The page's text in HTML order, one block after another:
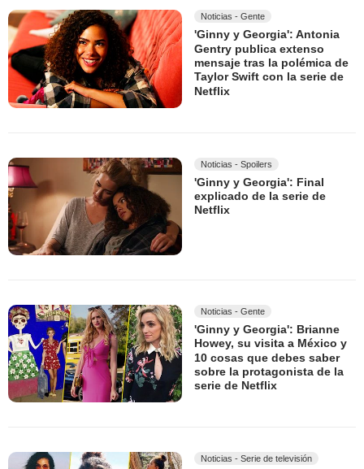
Noticias - Gente
'Ginny y Georgia': Antonia
Gentry publica extenso
mensaje tras la polémica de
Taylor Swift con la serie de
Netflix
Noticias - Spoilers
'Ginny y Georgia': Final
explicado de la serie de
Netflix
Noticias - Gente
'Ginny y Georgia': Brianne
Howey, su visita a México y
10 cosas que debes saber
sobre la protagonista de la
serie de Netflix
Noticias - Serie de televisión